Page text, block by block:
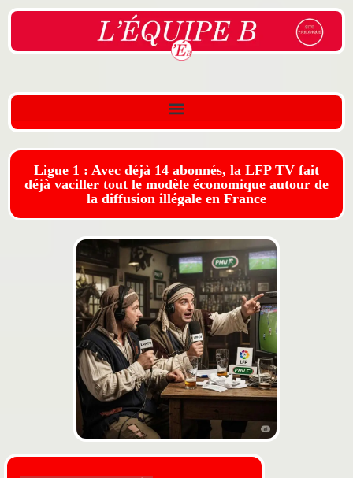
Ligue 1 : Avec déjà 14 abonnés, la LFP TV fait
déjà vaciller tout le modèle économique autour de
la diffusion illégale en France